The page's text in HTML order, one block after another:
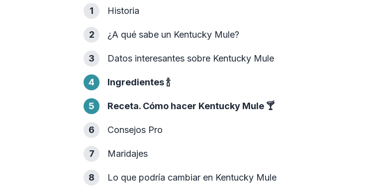
1 Historia
2 ¿A qué sabe un Kentucky Mule?
3 Datos interesantes sobre Kentucky Mule
4 Ingredientes🍾
5 Receta. Cómo hacer Kentucky Mule 🍸
6 Consejos Pro
7 Maridajes
8 Lo que podría cambiar en Kentucky Mule